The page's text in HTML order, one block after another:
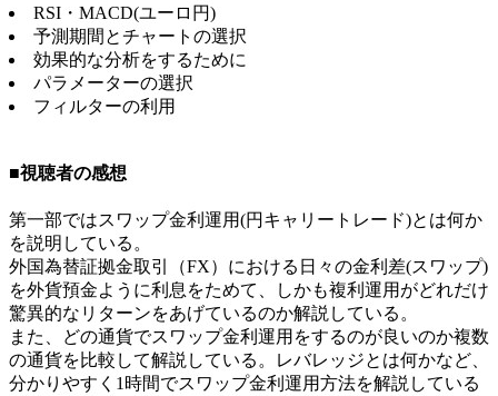
RSI・MACD(ユーロ円)
予測期間とチャートの選択
効果的な分析をするために
パラメーターの選択
フィルターの利用
■視聴者の感想
第一部ではスワップ金利運用(円キャリートレード)とは何か
を説明している。
外国為替証拠金取引（FX）における日々の金利差(スワップ)
を外貨預金ように利息をためて、しかも複利運用がどれだけ
驚異的なリターンをあげているのか解説している。
また、どの通貨でスワップ金利運用をするのが良いのか複数
の通貨を比較して解説している。レバレッジとは何かなど、
分かりやすく1時間でスワップ金利運用方法を解説している